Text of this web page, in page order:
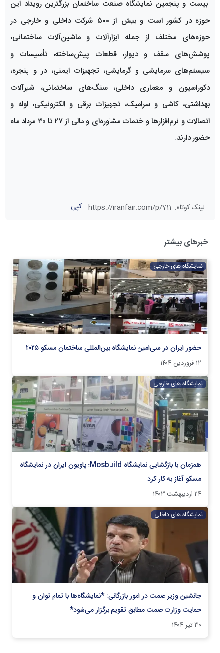
بیست و پنجمین نمایشگاه صنعت ساختمان بزرگترین رویداد این
حوزه در کشور است و بیش از ۵۰۰ شرکت داخلی و خارجی در
حوزه‌های مختلف از جمله ابزارآلات و ماشین‌آلات ساختمانی،
پوشش‌های سقف و دیوار، قطعات پیش‌ساخته، تأسیسات و
سیستم‌های سرمایشی و گرمایشی، تجهیزات ایمنی، در و پنجره،
دکوراسیون و معماری داخلی، سنگ‌های ساختمانی، شیرآلات
بهداشتی، کاشی و سرامیک، تجهیزات برقی و الکترونیکی، لوله و
اتصالات و نرم‌افزارها و خدمات مشاوره‌ای و مالی از ۲۷ تا ۳۰ مرداد ماه
حضور دارند.
لینک کوتاه:
https://iranfair.com/p/711 کپی
خبرهای بیشتر
نمایشگاه های خارجی
حضور ایران در سی‌امین نمایشگاه بین‌المللی ساختمان مسکو ۲۰۲۵
۱۲ فروردین ۱۴۰۴
نمایشگاه های خارجی
همزمان با بازگشایی نمایشگاه Mosbuild؛ پاویون ایران در نمایشگاه
مسکو آغاز به کار کرد
۲۴ اردیبهشت ۱۴۰۳
نمایشگاه های داخلی
جانشین وزیر صمت در امور بازرگانی: *نمایشگاه‌ها با تمام توان و
حمایت وزارت صمت مطابق تقویم برگزار می‌شود*
۳۰ تیر ۱۴۰۴